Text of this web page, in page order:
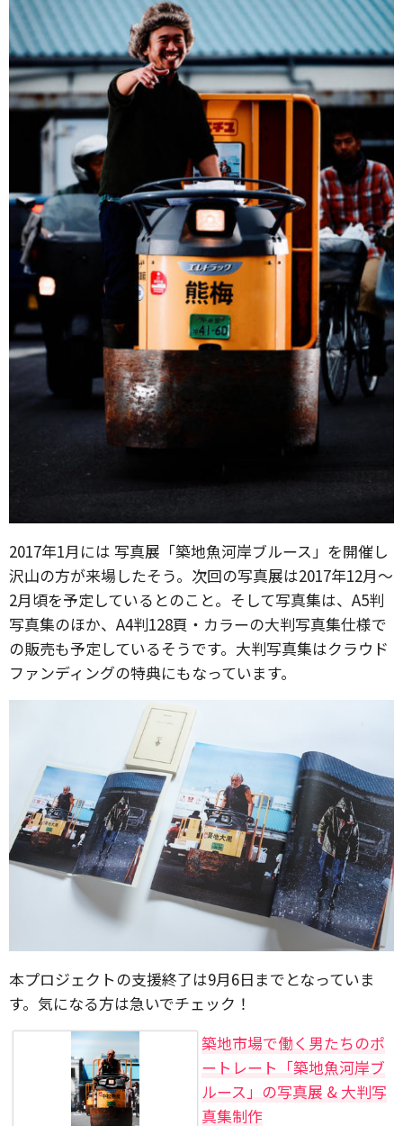
2017年1月には 写真展「築地魚河岸ブルース」を開催し
沢山の方が来場したそう。次回の写真展は2017年12月〜
2月頃を予定しているとのこと。そして写真集は、A5判
写真集のほか、A4判128頁・カラーの大判写真集仕様で
の販売も予定しているそうです。大判写真集はクラウド
ファンディングの特典にもなっています。
本プロジェクトの支援終了は9月6日までとなっていま
す。気になる方は急いでチェック！
築地市場で働く男たちのポ
ートレート「築地魚河岸ブ
ルース」の写真展 & 大判写
真集制作